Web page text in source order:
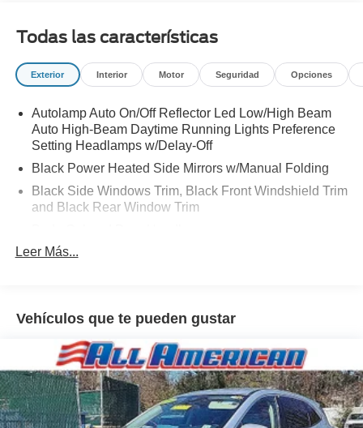
Todas las características
Exterior Interior Motor Seguridad Opciones
Autolamp Auto On/Off Reflector Led Low/High Beam
Auto High-Beam Daytime Running Lights Preference
Setting Headlamps w/Delay-Off
Black Power Heated Side Mirrors w/Manual Folding
Black Side Windows Trim, Black Front Windshield Trim
and Black Rear Window Trim
Body-Colored Front Bumper
Chrome Bodyside Insert, Black Bodyside Cladding and
Black Wheel Well Trim
Compact Spare Tire Mounted Inside Under Cargo
Deep Tinted Glass
Fixed Rear Window w/Wiper and Defroster
Galvanized Steel/Aluminum Panels
Leer Más...
Vehículos que te pueden gustar